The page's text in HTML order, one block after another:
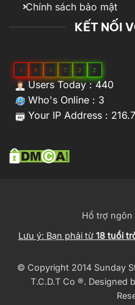
Chính sách bảo mật
KẾT NỐI
5 8 5 7 2 2
Users Today : 440
Who's Online : 3
Your IP Address :
Hổ trợ ngôn
Lưu ý: Bạn phải từ 18 tuổi
© Copyright 2014 Sunday
T.C.D.T Co ®️. Designed